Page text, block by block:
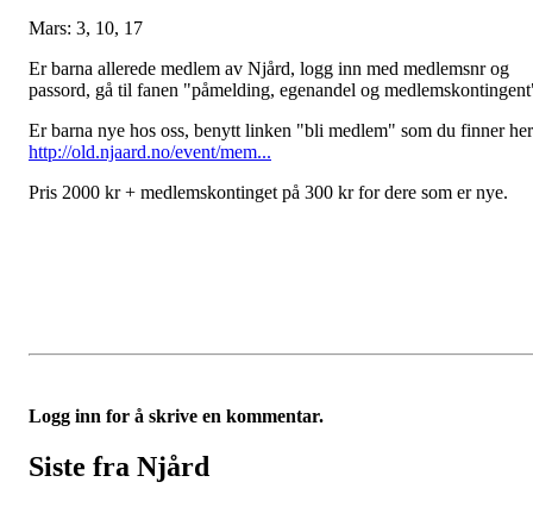
Mars: 3, 10, 17
Er barna allerede medlem av Njård, logg inn med medlemsnr og
passord, gå til fanen "påmelding, egenandel og
Er barna nye hos oss, benytt linken "bli medlem" som du finner
http://old.njaard.no/event/mem...
Pris 2000 kr + medlemskontinget på 300 kr for dere som er nye.
Logg inn for å skrive en kommentar.
Siste fra Njård